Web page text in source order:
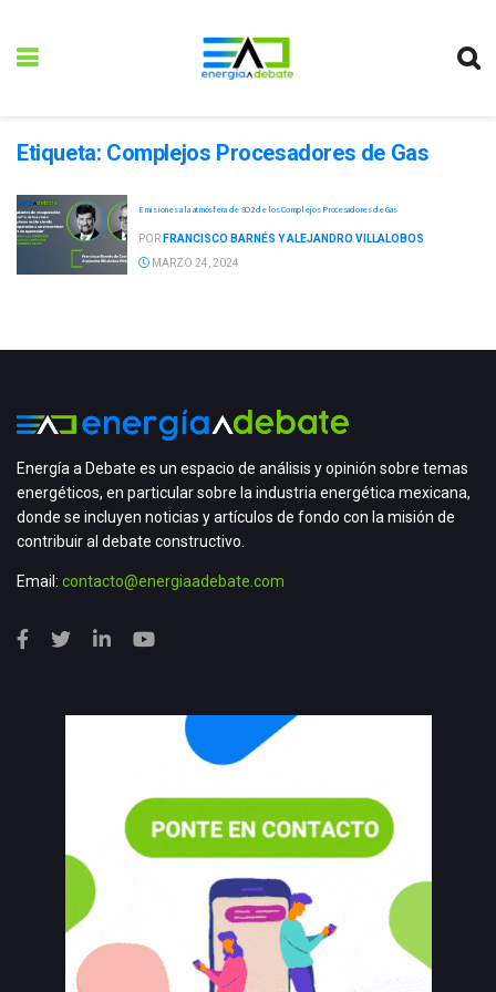
Etiqueta: Complejos Procesadores de Gas
Emisiones a la atmósfera de SO2 de los Complejos Procesadores de Gas
POR FRANCISCO BARNÉS Y ALEJANDRO VILLALOBOS
MARZO 24, 2024
Energía a Debate es un espacio de análisis y opinión sobre temas
energéticos, en particular sobre la industria energética mexicana,
donde se incluyen noticias y artículos de fondo con la misión de
contribuir al debate constructivo.
Email: contacto@energiaadebate.com